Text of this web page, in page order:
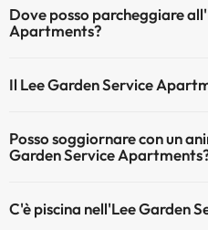
Dove posso parcheggiare
Apartments?
di parcheggio (sogetto a
Parcheggio esterno a
Il Lee Garden Service
pagamento.
Il Lee Garden Service
Posso soggiornare con un
Garden Service
Apartments (su richiesta e
C'è piscina nell'Lee Garden